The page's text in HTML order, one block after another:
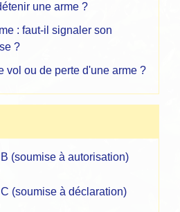
une arme ?
: faut-il signaler son
?
vol ou de perte d'une arme ?
(soumise à autorisation)
(soumise à déclaration)